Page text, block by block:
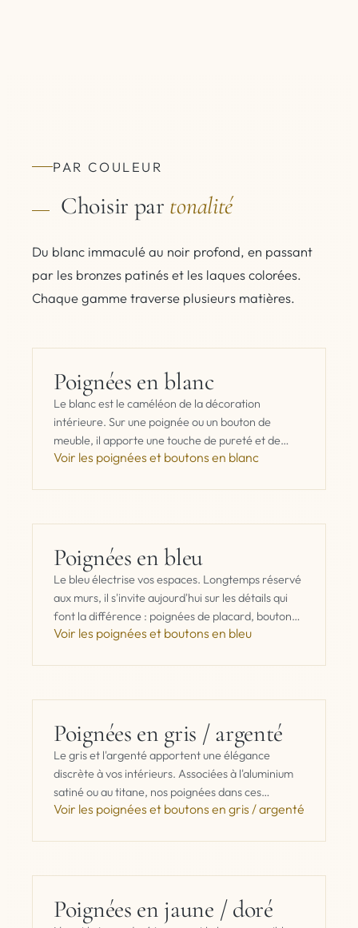
PAR COULEUR
Choisir par tonalité
Du blanc immaculé au noir profond, en passant
par les bronzes patinés et les laques colorées.
Chaque gamme traverse plusieurs matières.
Poignées en blanc
Le blanc est le caméléon de la décoration
intérieure. Sur une poignée ou un bouton de
meuble, il apporte une touche de pureté et de
modernité qui s'adapte…
Voir les poignées et boutons en blanc
Poignées en bleu
Le bleu électrise vos espaces. Longtemps réservé
aux murs, il s'invite aujourd'hui sur les détails qui
font la différence : poignées de placard, boutons
de tiroir, accessoires de…
Voir les poignées et boutons en bleu
Poignées en gris / argenté
Le gris et l'argenté apportent une élégance
discrète à vos intérieurs. Associées à l'aluminium
satiné ou au titane, nos poignées dans ces
tonalités s'intègrent aussi bien dans une…
Voir les poignées et boutons en gris / argenté
Poignées en jaune / doré